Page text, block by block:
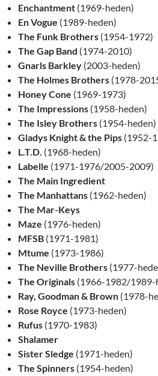
Enchantment (1969-heden)
En Vogue (1989-heden)
The Funk Brothers (1954-1972)
The Gap Band (1974-2010)
Gnarls Barkley (2003-heden)
The Holmes Brothers (1978-
Honey Cone (1969-1973)
The Impressions (1958-heden)
The Isley Brothers (1954-heden)
Gladys Knight & the Pips (1952-
L.T.D. (1968-heden)
Labelle (1971-1976/2005-2009)
The Main Ingredient
The Manhattans (1962-heden)
The Mar-Keys
Maze (1976-heden)
MFSB (1971-1981)
Mtume (1973-1986)
The Neville Brothers (1977-
The Originals (1966-1982/1989-
Ray, Goodman & Brown (1978-
Rose Royce (1973-heden)
Rufus (1970-1983)
Shalamer
Sister Sledge (1971-heden)
The Spinners (1954-heden)